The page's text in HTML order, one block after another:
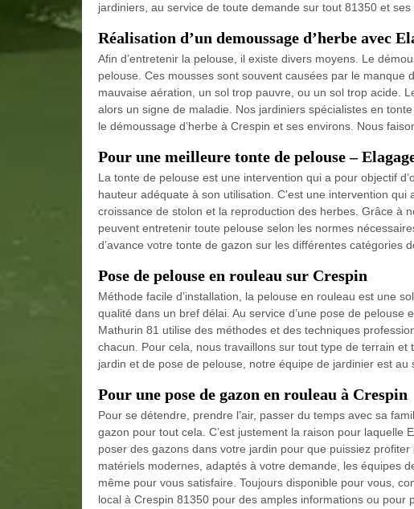
jardiniers, au service de toute demande sur tout 81350 et ses
Réalisation d’un demoussage d’herbe avec
Afin d’entretenir la pelouse, il existe divers moyens. Le
pelouse. Ces mousses sont souvent causées par le manque
mauvaise aération, un sol trop pauvre, ou un sol trop acide.
alors un signe de maladie. Nos jardiniers spécialistes en
le démoussage d’herbe à Crespin et ses environs. Nous
Pour une meilleure tonte de pelouse –
La tonte de pelouse est une intervention qui a pour objectif
hauteur adéquate à son utilisation. C'est une intervention
croissance de stolon et la reproduction des herbes. Grâce à
peuvent entretenir toute pelouse selon les normes
d’avance votre tonte de gazon sur les différentes catégories
Pose de pelouse en rouleau sur Crespin
Méthode facile d’installation, la pelouse en rouleau est une
qualité dans un bref délai. Au service d’une pose de pelouse
Mathurin 81 utilise des méthodes et des techniques
chacun. Pour cela, nous travaillons sur tout type de terrain et
jardin et de pose de pelouse, notre équipe de jardinier est au
Pour une pose de gazon en rouleau à Crespin
Pour se détendre, prendre l’air, passer du temps avec sa
gazon pour tout cela. C’est justement la raison pour laquelle
poser des gazons dans votre jardin pour que puissiez
matériels modernes, adaptés à votre demande, les équipes
même pour vous satisfaire. Toujours disponible pour vous,
local à Crespin 81350 pour des amples informations ou pour